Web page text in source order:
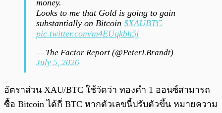
money.
Looks to me that Gold is going to gain
substantially on Bitcoin $XAUBTC
pic.twitter.com/m4EUqkbh5j
— The Factor Report (@PeterLBrandt)
July 5, 2026
อัตราส่วน XAU/BTC ใช้วัดว่า ทองคำ 1 ออนซ์สามารถ
ซื้อ Bitcoin ได้กี่ BTC หากตัวเลขนี้ปรับตัวขึ้น หมายความ